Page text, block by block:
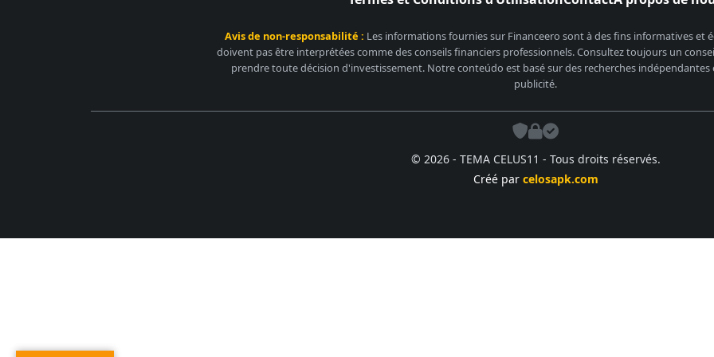
Avis de non-responsabilité : Les informations fournies sur Financeero sont à des fins informatives et
doivent pas être interprétées comme des conseils financiers professionnels. Consultez toujours un
prendre toute décision d'investissement. Notre conteúdo est basé sur des recherches indépendantes
publicité.
© 2026 - TEMA CELUS11 - Tous droits réservés.
Créé par celosapk.com